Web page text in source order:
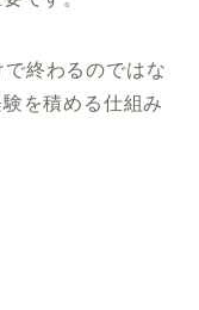
終わるのではな
を積める仕組み